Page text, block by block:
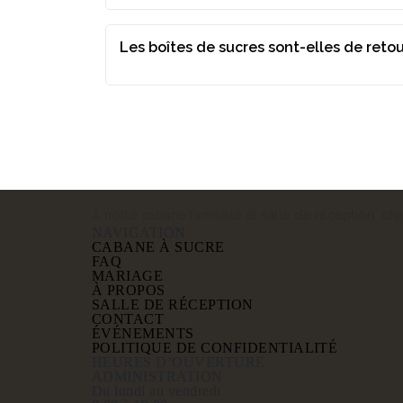
Les boîtes de sucres sont-elles de
CABANE À SUCRE
FAQ
MARIAGE
À PROPOS
SALLE DE RÉCEPTION
CONTACT
ÉVÉNEMENTS
POLITIQUE DE CONFIDENTIALITÉ